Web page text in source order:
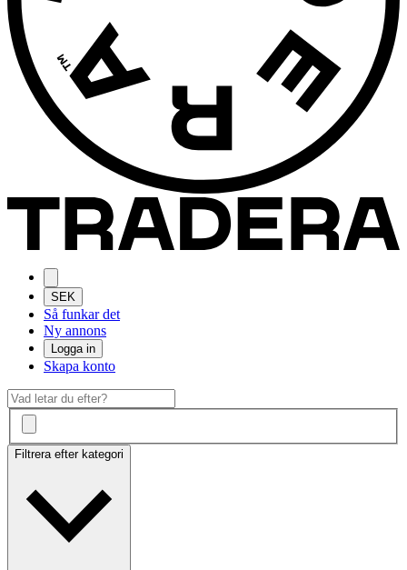
SEK
Så funkar det
Ny annons
Logga in
Skapa konto
Filtrera efter kategori